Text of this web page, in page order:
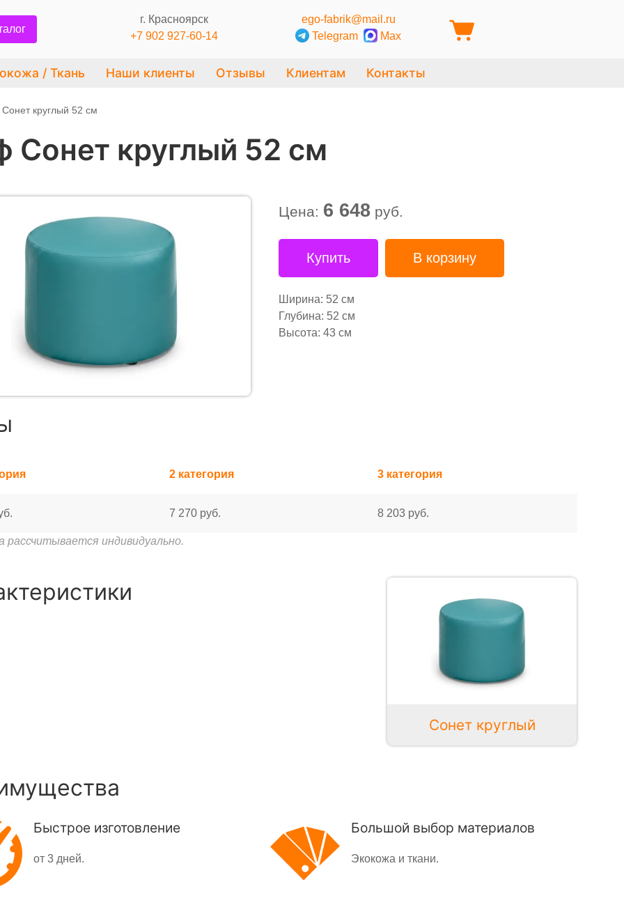
г. Красноярск
+7 902 927-60-14
ego-fabrik@mail.ru
Telegram
Max
/ Ткань Наши клиенты Отзывы Клиентам Контакты
круглый 52 см
Сонет круглый 52 см
Цена: 6 648 руб.
Купить В корзину
Ширина: 52 см
Глубина: 52 см
Высота: 43 см
2 категория 3 категория
7 270 руб. 8 203 руб.
рассчитывается индивидуально.
Сонет круглый
Быстрое изготовление
от 3 дней.
Большой выбор материалов
Экокожа и ткани.